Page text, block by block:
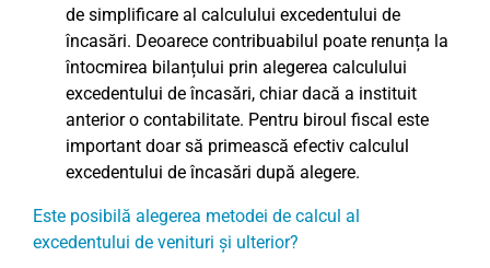
de simplificare al calculului excedentului de
încasări. Deoarece contribuabilul poate renunța la
întocmirea bilanțului prin alegerea calculului
excedentului de încasări, chiar dacă a instituit
anterior o contabilitate. Pentru biroul fiscal este
important doar să primească efectiv calculul
excedentului de încasări după alegere.
Este posibilă alegerea metodei de calcul al
excedentului de venituri și ulterior?